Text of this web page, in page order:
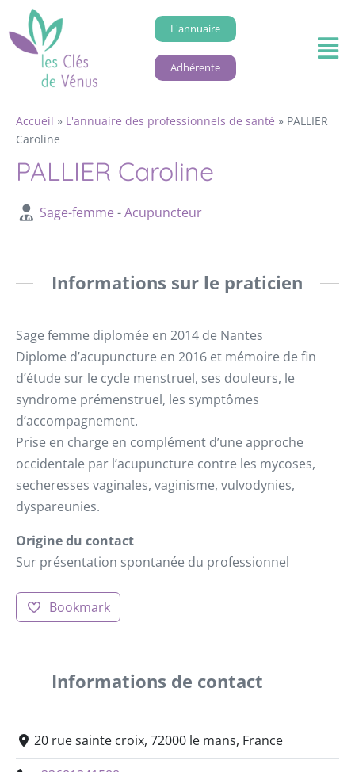
L'annuaire
Adhérente
Accueil » L'annuaire des professionnels de santé » PALLIER
Caroline
PALLIER Caroline
Sage-femme -Acupuncteur
Informations sur le praticien
Sage femme diplomée en 2014 de Nantes
Diplome d’acupuncture en 2016 et mémoire de fin
d’étude sur le cycle menstruel, ses douleurs, le
syndrome prémenstruel, les symptômes
d’accompagnement.
Prise en charge en complément d’une approche
occidentale par l’acupuncture contre les mycoses,
secheresses vaginales, vaginisme, vulvodynies,
dyspareunies.
Origine du contact
Sur présentation spontanée du professionnel
Bookmark
Informations de contact
20 rue sainte croix, 72000 le mans, France